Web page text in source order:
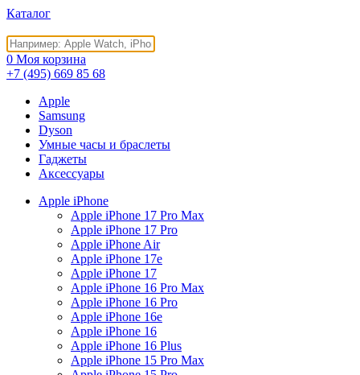
Каталог
0 Моя корзина
+7 (495) 669 85 68
Apple
Samsung
Dyson
Умные часы и браслеты
Гаджеты
Аксессуары
Apple iPhone
Apple iPhone 17 Pro Max
Apple iPhone 17 Pro
Apple iPhone Air
Apple iPhone 17e
Apple iPhone 17
Apple iPhone 16 Pro Max
Apple iPhone 16 Pro
Apple iPhone 16e
Apple iPhone 16
Apple iPhone 16 Plus
Apple iPhone 15 Pro Max